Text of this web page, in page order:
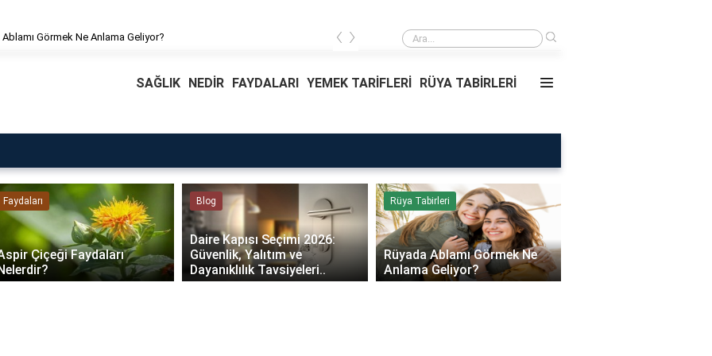
Rüyada Ablamı Görmek Ne Anlama Geliyor? Daire Kapısı Seçimi 2026: Güvenlik, Yalıtım ve
‹ ›
SAĞLIK NEDİR FAYDALARI YEMEK TARİFLERİ RÜYA TABİRLERİ
Faydaları
Çiçeği Faydaları
Blog
Daire Kapısı Seçimi 2026:
Güvenlik, Yalıtım ve
Dayanıklılık Tavsiyeleri..
Rüya Tabirleri
Rüyada Ablamı Görmek Ne
Anlama Geliyor?